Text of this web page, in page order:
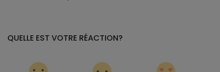
QUELLE EST VOTRE RÉACTION?